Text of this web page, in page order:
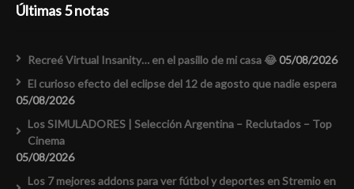
Últimas 5 notas
Recreé Virtual Insanity… en el pasillo de mi casa 😂05/08/2026
El curioso efecto del eclipse del 12 de agosto que nadie espera
05/08/2026
Los SIMULADORES | Selección Argentina – Reclutados – Top
Cinema
05/08/2026
Los 7 mejores addons para ver fútbol y deportes en Stremio en